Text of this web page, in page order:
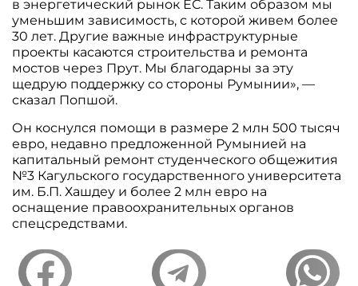
в энергетический рынок ЕС. Таким образом мы
уменьшим зависимость, с которой живем более
30 лет. Другие важные инфраструктурные
проекты касаются строительства и ремонта
мостов через Прут. Мы благодарны за эту
щедрую поддержку со стороны Румынии», —
сказал Попшой.
Он коснулся помощи в размере 2 млн 500 тысяч
евро, недавно предложенной Румынией на
капитальный ремонт студенческого общежития
№3 Кагульского государственного университета
им. Б.П. Хашдеу и более 2 млн евро на
оснащение правоохранительных органов
спецсредствами.